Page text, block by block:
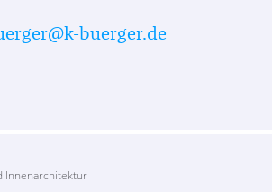
buerger.de
Innenarchitektur